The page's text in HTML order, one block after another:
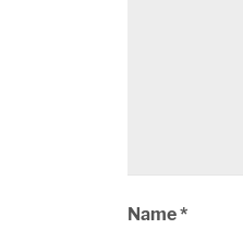
Name*